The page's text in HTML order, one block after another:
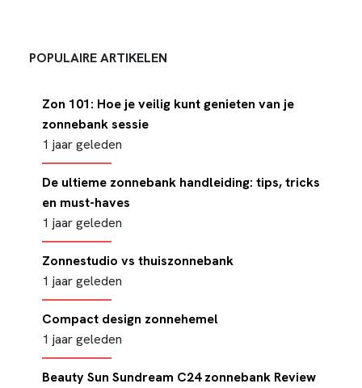
POPULAIRE ARTIKELEN
Zon 101: Hoe je veilig kunt genieten van je
zonnebank sessie
1 jaar geleden
De ultieme zonnebank handleiding: tips, tricks
en must-haves
1 jaar geleden
Zonnestudio vs thuiszonnebank
1 jaar geleden
Compact design zonnehemel
1 jaar geleden
Beauty Sun Sundream C24 zonnebank Review